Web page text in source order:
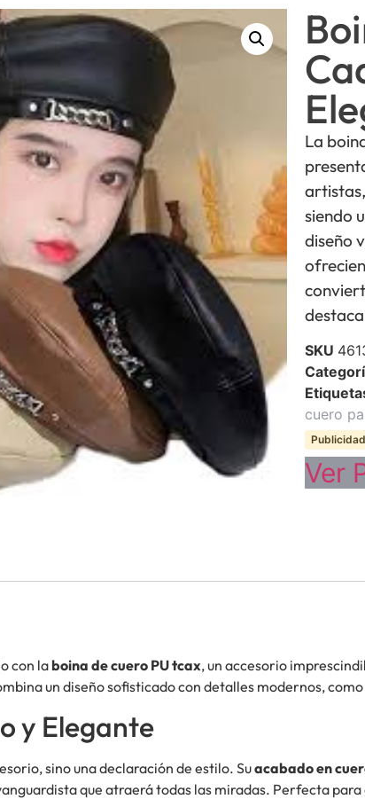
La
siendo
diseño
SKU
cuero
Ver
con laboina de cuero PU tcax, un accesorio
un diseño sofisticado con detalles modernos,
y Elegante
sino una declaración de estilo. Suacabado en
que atraerá todas las miradas. Perfecta